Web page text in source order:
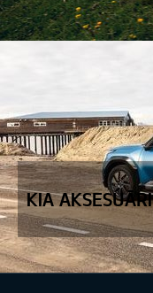
KIA AKSESUĀRI